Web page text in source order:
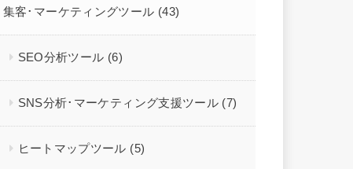
集客･マーケティングツール (43)
SEO分析ツール (6)
SNS分析･マーケティング支援ツール (7)
ヒートマップツール (5)